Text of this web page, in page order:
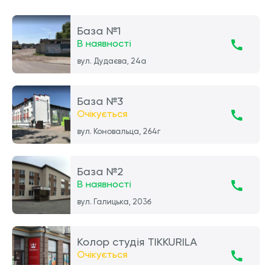
База №1
В наявності
вул. Дудаєва, 24а
База №3
Очікується
вул. Коновальца, 264г
База №2
В наявності
вул. Галицька, 203б
Колор студія TIKKURILA
Очікується